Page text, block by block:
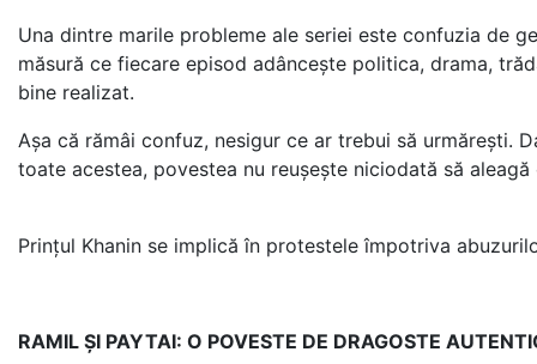
Una dintre marile probleme ale seriei este confuzia de
măsură ce fiecare episod adâncește politica, drama,
bine realizat.
Așa că rămâi confuz, nesigur ce ar trebui să urmărești.
toate acestea, povestea nu reușește niciodată să
Prințul Khanin se implică în protestele împotriva
RAMIL ȘI PAYTAI: O POVESTE DE DRAGOSTE